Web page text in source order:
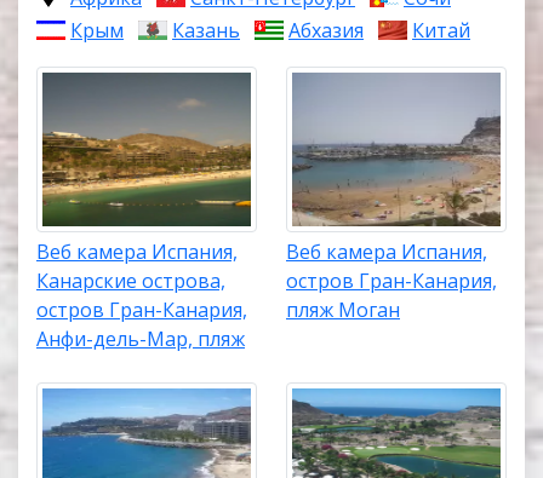
Крым
Казань Абхазия Китай
Веб камера Испания,
Канарские острова,
остров Гран-Канария,
Анфи-дель-Мар, пляж
Веб камера Испания,
остров Гран-Канария,
пляж Моган